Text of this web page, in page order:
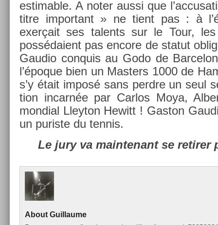
es­tim­able. A noter aussi que
titre im­por­tant » ne tient pas : à
exerçait ses talents sur le Tour,
possédaient pas en­core de statut
Gaudio con­quis au Godo de
l’époque bien un Mast­ers 1000 de
s’y était imposé sans per­dre un seul
tion in­carnée par Car­los Moya,
mon­di­al Lleyton Hewitt ! Gas­ton
un puris­te du ten­nis.
Le jury va main­tenant se re­tir­er
About Guil­laume